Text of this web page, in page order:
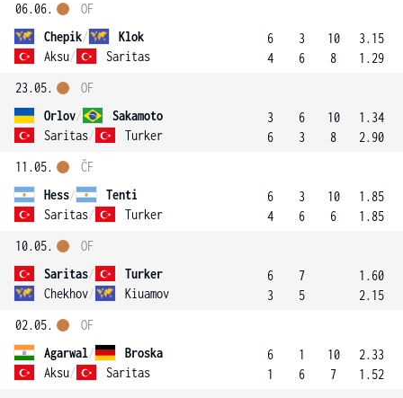
06.06.
Chepik/
Klok
Aksu/ Saritas
OF
6
4
3
6
10
8
3.15
1.29
23.05.
Orlov/
Sakamoto
Saritas/ Turker
OF
3
6
6
3
10
8
1.34
2.90
11.05.
Hess/
Tenti
Saritas/ Turker
ČF
6
4
3
6
10
6
1.85
1.85
10.05.
Saritas/
Turker
Chekhov/ Kiuamov
OF
6
3
7
5
1.60
2.15
02.05.
Agarwal/
Broska
Aksu/ Saritas
OF
6
1
1
6
10
7
2.33
1.52